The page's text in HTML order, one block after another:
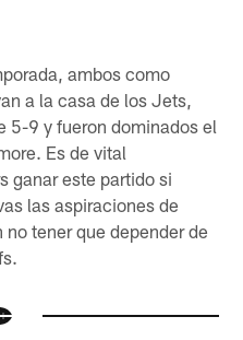
ambos como
a la casa de los Jets,
5-9 y fueron dominados el
Es de vital
ganar este partido si
las aspiraciones de
tener que depender de